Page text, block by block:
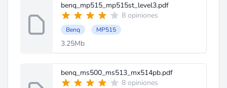
benq_mp515_mp515st_level3.pdf
8 opiniones
Benq MP515
3.25Mb
benq_ms500_ms513_mx514pb.pdf
8 opiniones